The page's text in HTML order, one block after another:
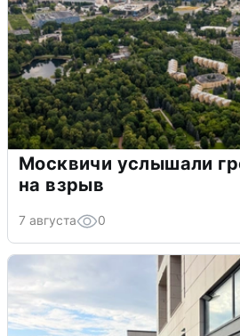
Москвичи услышали
на взрыв
7 августа 0